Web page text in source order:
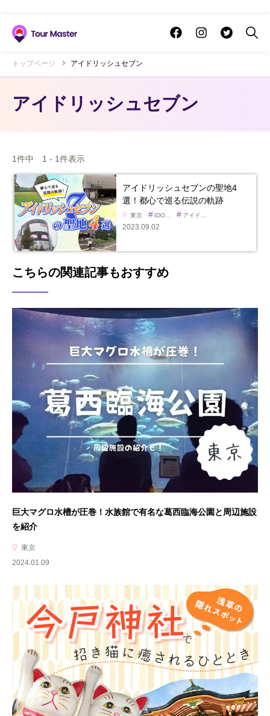
トップページ アイドリッシュセブン
アイドリッシュセブン
1件中 1 - 1件表示
アイドリッシュセブンの聖地4
選！都心で巡る伝説の軌跡
東京 # IDO... # アイド...
2023.09.02
こちらの関連記事もおすすめ
巨大マグロ水槽が圧巻！水族館で有名な葛西臨海公園と周辺施設
を紹介
東京
2024.01.09